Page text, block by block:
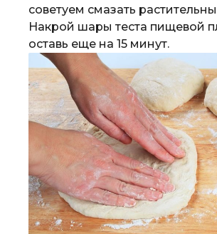
советуем смазать
Накрой шары теста пищевой
оставь еще на 15 минут.